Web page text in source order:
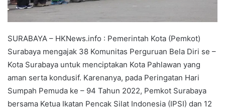
SURABAYA – HKNews.info : Pemerintah Kota (Pemkot)
Surabaya mengajak 38 Komunitas Perguruan Bela Diri se –
Kota Surabaya untuk menciptakan Kota Pahlawan yang
aman serta kondusif. Karenanya, pada Peringatan Hari
Sumpah Pemuda ke – 94 Tahun 2022, Pemkot Surabaya
bersama Ketua Ikatan Pencak Silat Indonesia (IPSI) dan 12